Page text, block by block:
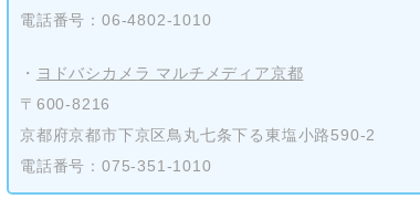
電話番号：06-4802-1010
・ ヨドバシカメラ マルチメディア京都
〒600-8216
京都府京都市下京区鳥丸七条下る東塩小路590-2
電話番号：075-351-1010